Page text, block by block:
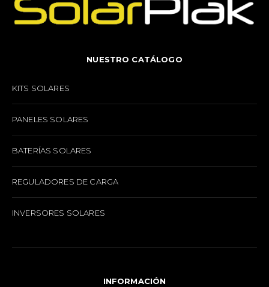
NUESTRO CATÁLOGO
KITS SOLARES
PANELES SOLARES
BATERÍAS SOLARES
REGULADORES DE CARGA
INVERSORES SOLARES
INFORMACIÓN